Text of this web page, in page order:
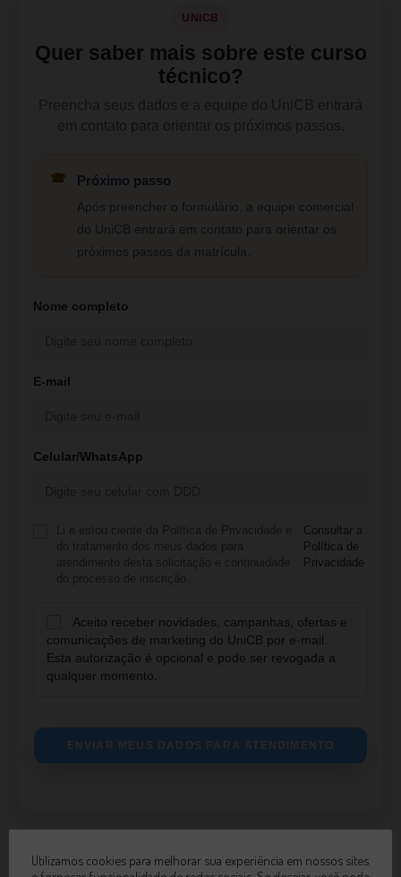
UNICB
Quer saber mais sobre este curso
técnico?
Preencha seus dados e a equipe do UniCB entrará
em contato para orientar os próximos passos.
Próximo passo
Após preencher o formulário, a equipe comercial
do UniCB entrará em contato para orientar os
próximos passos da matrícula.
Nome completo
E-mail
Celular/WhatsApp
Li e estou ciente da Política de Privacidade e
do tratamento dos meus dados para
atendimento desta solicitação e continuidade
do processo de inscrição.
Consultar a
Política de
Privacidade
Aceito receber novidades, campanhas, ofertas e
comunicações de marketing do UniCB por e-mail.
Esta autorização é opcional e pode ser revogada a
qualquer momento.
ENVIAR MEUS DADOS PARA ATENDIMENTO
Utilizamos cookies para melhorar sua experiência em nossos sites